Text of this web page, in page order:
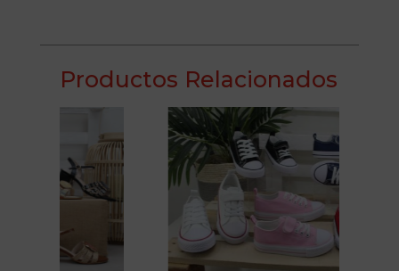
Productos Relacionados